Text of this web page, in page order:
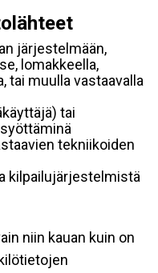
järjestelmään,
lomakkeella,
tai muulla vastaavalla
tai
tekniikoiden
kilpailujärjestelmistä
niin kauan kuin on